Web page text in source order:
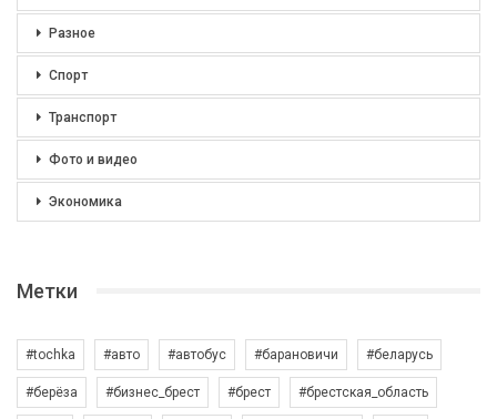
Разное
Спорт
Транспорт
Фото и видео
Экономика
Метки
#tochka #авто #автобус #барановичи #беларусь
#берёза #бизнес_брест #брест #брестская_область